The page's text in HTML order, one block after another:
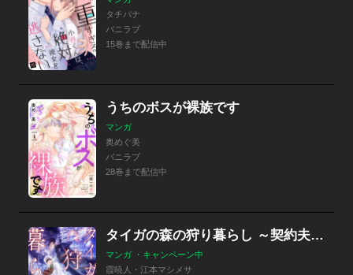
タチバナ
バニラブ
15巻まで配信中
うちのボスが裸族です
マンガ
奥めぐ美
バニラブ
28巻まで配信中
タイガの森の狩り暮らし ～契約夫婦の東欧ごはん～
マンガ ・キャンペーン中
霞暁人・江本マシメサ